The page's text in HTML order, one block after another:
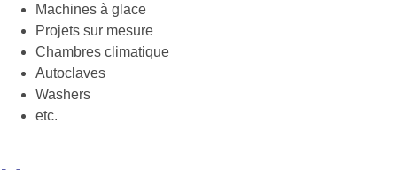
Machines à glace
Projets sur mesure
Chambres climatique
Autoclaves
Washers
etc.